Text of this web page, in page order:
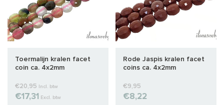
Toermalijn kralen facet
coin ca. 4x2mm
€20,95 Incl. btw
€17,31 Excl. btw
Rode Jaspis kralen facet
coins ca. 4x2mm
€9,95
€8,22